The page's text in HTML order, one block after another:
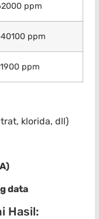
ppm
ppm
ppm
klorida, dll)
data
Hasil: